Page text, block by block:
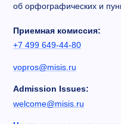
об орфографических и
Приемная комиссия:
+7 499 649-44-80
vopros@misis.ru
Admission Issues:
welcome@misis.ru